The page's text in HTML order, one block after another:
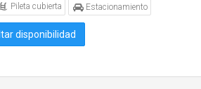
Pileta cubierta Estacionamiento
disponibilidad